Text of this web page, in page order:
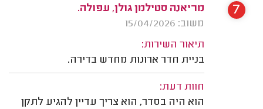
מריאנה סטילמן גולן, עפולה.
משוב: 15/04/2026
תיאור השירות:
בניית חדר ארונות מחדש בדירה.
חוות דעת:
הוא היה בסדר, הוא צריך עדיין להגיע לתקן
7